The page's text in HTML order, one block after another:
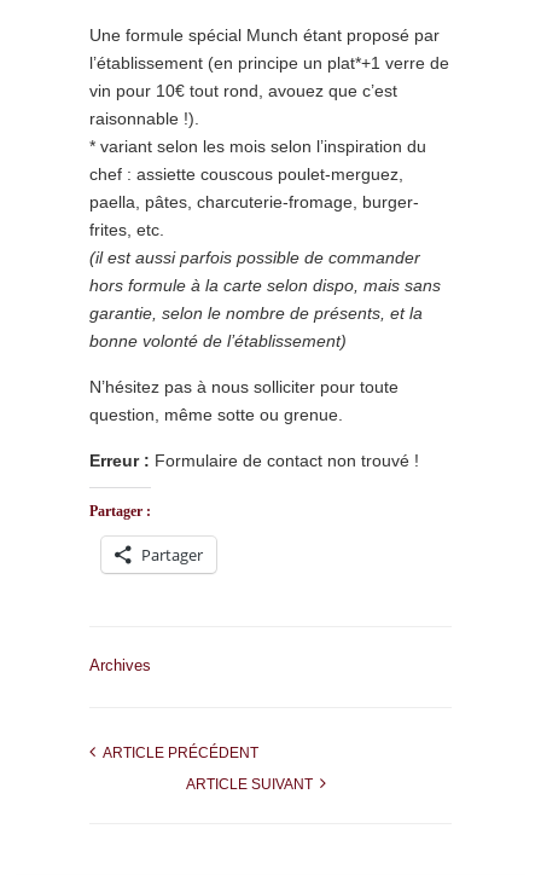
Une formule spécial Munch étant proposé par
l’établissement (en principe un plat*+1 verre de
vin pour 10€ tout rond, avouez que c’est
raisonnable !).
* variant selon les mois selon l’inspiration du
chef : assiette couscous poulet-merguez,
paella, pâtes, charcuterie-fromage, burger-
frites, etc.
(il est aussi parfois possible de commander
hors formule à la carte selon dispo, mais sans
garantie, selon le nombre de présents, et la
bonne volonté de l’établissement)
N’hésitez pas à nous solliciter pour toute
question, même sotte ou grenue.
Erreur : Formulaire de contact non trouvé !
Partager :
Partager
Archives
ARTICLE PRÉCÉDENT
ARTICLE SUIVANT